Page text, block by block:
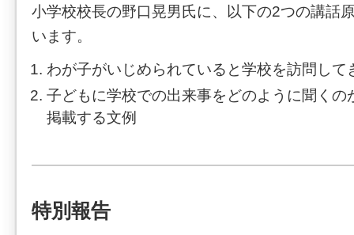
小学校校長の野口晃男氏に、以下の2つの講話
います。
わが子がいじめられていると学校を訪問して
子どもに学校での出来事をどのように聞くの
掲載する文例
特別報告